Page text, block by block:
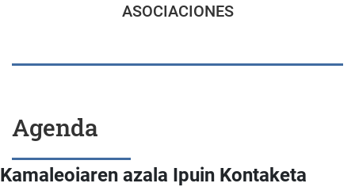
ASOCIACIONES
Agenda
Kamaleoiaren azala Ipuin Kontaketa